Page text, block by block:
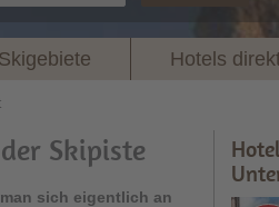
Skigebiete Hotels
Skipiste
sich eigentlich an